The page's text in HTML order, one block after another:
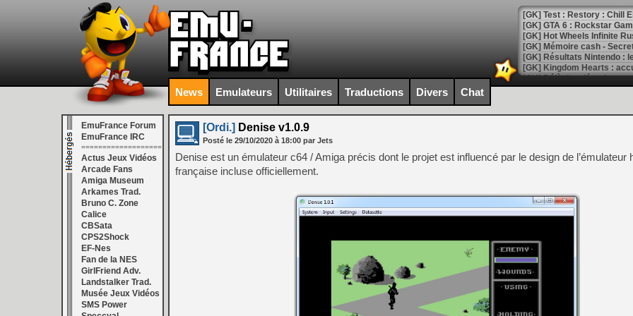
[GK] Test : Restory : Chill
[GK] GTA 6 : Rockstar
[GK] Hot Wheels Infinite
[GK] Mémoire cash -
[GK] Résultats Nintendo :
[GK] Déjà des
[Mo5] Brickboy cherche à
[GK] Minecraft et ses «
[GK] Beast of
[GK] Ubisoft : fin de partie
[GK] Mémoire cash -
[GK] Dan Houser (GTA)
[GK] Comment EA Sports
[GK] Crimson Moon : un
[GK] Isle of Reveries : le
[GK] Moonlighter 2 : The
[GK] Capcom relance
[Mo5] Deux inédits du
[GK] Le beat'em up The
[GK] Endless Legend 2 :
News Emulateurs Utilitaires Traductions Divers Chat
EmuFrance Forum
EmuFrance IRC
===================
Actus Jeux Vidéos
Arcade Fans
Amiga Museum
Arkames Trad.
Bruno C. Zone
Calice
CBSata
CPS2Shock
EF-Nes
Fan de la NES
GirlFriend Adv.
Landstalker Trad.
Musée Jeux Vidéos
SMS Power
[Ordi.] Denise v1.0.9
Posté le 29/10/2020 à 18:00 par Jets
Denise est un émulateur c64 / Amiga précis dont le projet est influencé par le design de l’émulateur
française incluse officiellement.